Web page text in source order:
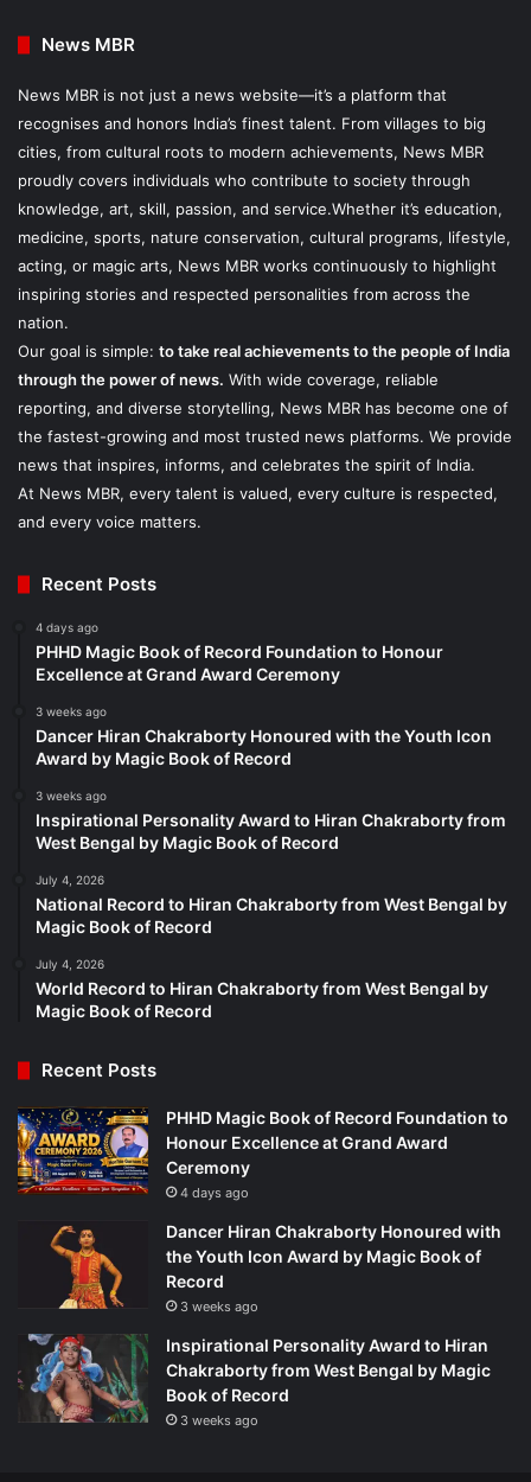
News MBR
News MBR is not just a news website—it’s a platform that
recognises and honors India’s finest talent. From villages to big
cities, from cultural roots to modern achievements, News MBR
proudly covers individuals who contribute to society through
knowledge, art, skill, passion, and service.Whether it’s education,
medicine, sports, nature conservation, cultural programs, lifestyle,
acting, or magic arts, News MBR works continuously to highlight
inspiring stories and respected personalities from across the
nation.
Our goal is simple: to take real achievements to the people of India
through the power of news. With wide coverage, reliable
reporting, and diverse storytelling, News MBR has become one of
the fastest-growing and most trusted news platforms. We provide
news that inspires, informs, and celebrates the spirit of India.
At News MBR, every talent is valued, every culture is respected,
and every voice matters.
Recent Posts
4 days ago
PHHD Magic Book of Record Foundation to Honour
Excellence at Grand Award Ceremony
3 weeks ago
Dancer Hiran Chakraborty Honoured with the Youth Icon
Award by Magic Book of Record
3 weeks ago
Inspirational Personality Award to Hiran Chakraborty from
West Bengal by Magic Book of Record
July 4, 2026
National Record to Hiran Chakraborty from West Bengal by
Magic Book of Record
July 4, 2026
World Record to Hiran Chakraborty from West Bengal by
Magic Book of Record
Recent Posts
PHHD Magic Book of Record Foundation to
Honour Excellence at Grand Award
Ceremony
4 days ago
Dancer Hiran Chakraborty Honoured with
the Youth Icon Award by Magic Book of
Record
3 weeks ago
Inspirational Personality Award to Hiran
Chakraborty from West Bengal by Magic
Book of Record
3 weeks ago